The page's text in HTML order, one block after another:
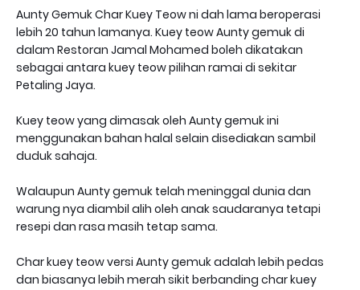
Aunty Gemuk Char Kuey Teow ni dah lama beroperasi
lebih 20 tahun lamanya. Kuey teow Aunty gemuk di
dalam Restoran Jamal Mohamed boleh dikatakan
sebagai antara kuey teow pilihan ramai di sekitar
Petaling Jaya.
Kuey teow yang dimasak oleh Aunty gemuk ini
menggunakan bahan halal selain disediakan sambil
duduk sahaja.
Walaupun Aunty gemuk telah meninggal dunia dan
warung nya diambil alih oleh anak saudaranya tetapi
resepi dan rasa masih tetap sama.
Char kuey teow versi Aunty gemuk adalah lebih pedas
dan biasanya lebih merah sikit berbanding char kuey